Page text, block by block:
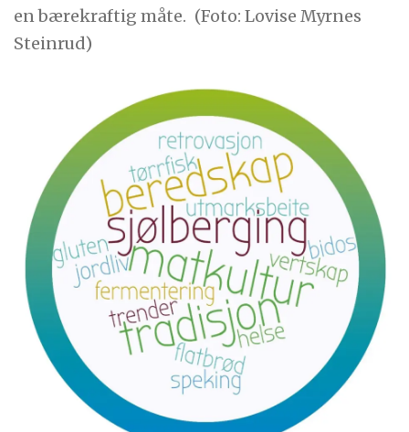
en bærekraftig måte. (Foto: Lovise Myrnes
Steinrud)